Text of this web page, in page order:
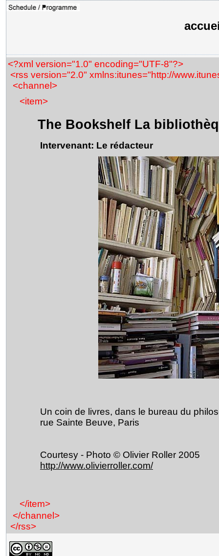
<?xml version="1.0" encoding="UTF-8"?>
<rss version="2.0" xmlns:itunes="http://
<channel>
<item>
The Bookshelf La
Intervenant: Le rédacteur
Un coin de livres, dans le bureau du
rue Sainte Beuve, Paris
Courtesy - Photo © Olivier Roller 2005
http://www.olivierroller.com/
</item>
</channel>
</rss>